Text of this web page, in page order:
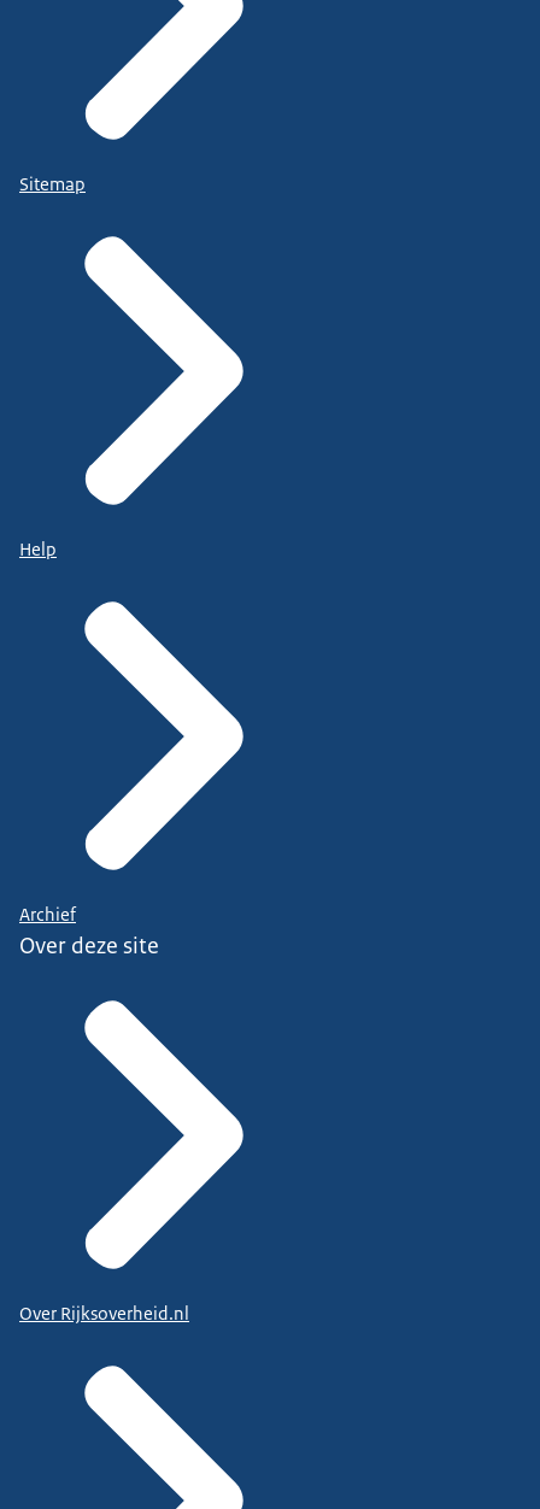
Sitemap
Help
Archief
Over deze site
Over Rijksoverheid.nl